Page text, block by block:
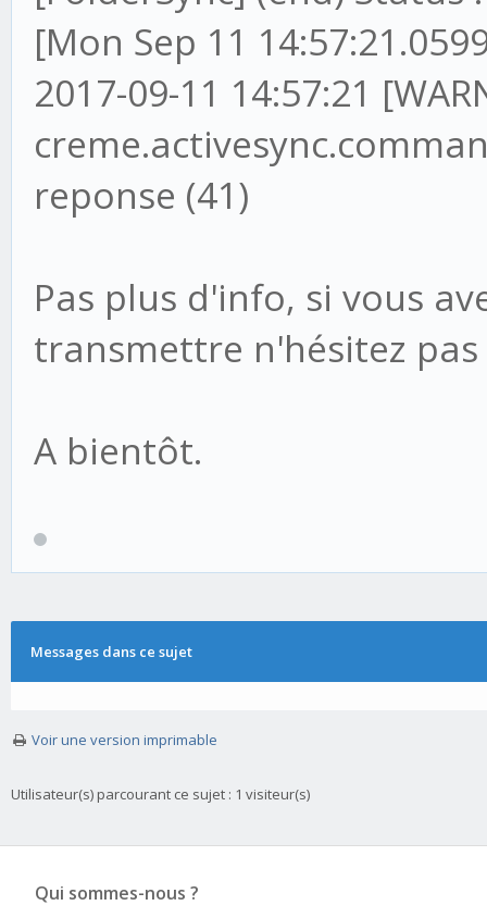
[Mon Sep 11
2017-09-11 14:57:21
reponse (41)
Pas plus d'info, si vous
transmettre n'hésitez
A bientôt.
Messages dans ce sujet
Voir une version imprimable
Utilisateur(s) parcourant ce sujet : 1 visiteur(s)
Qui sommes-nous ?